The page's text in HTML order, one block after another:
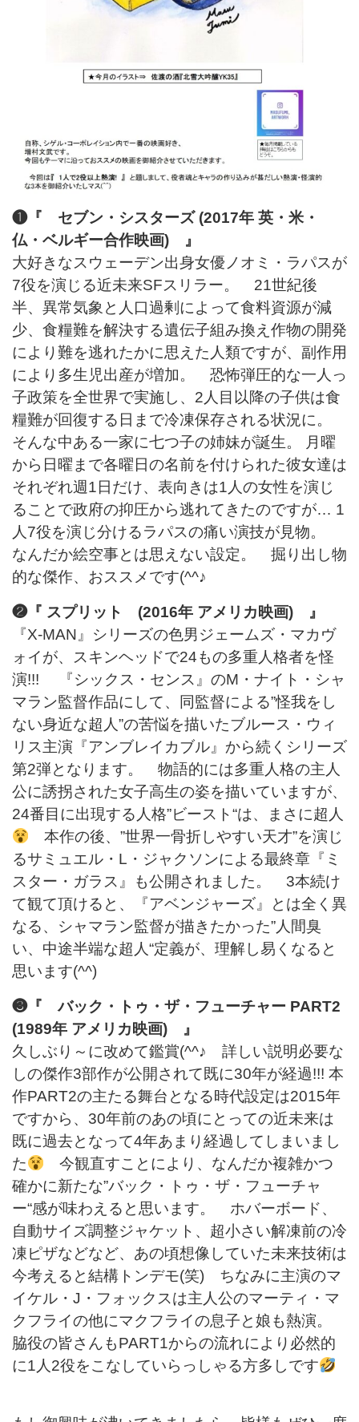
❶『 セブン・シスターズ (2017年 英・米・
仏・ベルギー合作映画) 』
大好きなスウェーデン出身女優ノオミ・ラパスが
7役を演じる近未来SFスリラー。 21世紀後
半、異常気象と人口過剰によって食料資源が減
少、食糧難を解決する遺伝子組み換え作物の開発
により難を逃れたかに思えた人類ですが、副作用
により多生児出産が増加。 恐怖弾圧的な一人っ
子政策を全世界で実施し、2人目以降の子供は食
糧難が回復する日まで冷凍保存される状況に。
そんな中ある一家に七つ子の姉妹が誕生。 月曜
から日曜まで各曜日の名前を付けられた彼女達は
それぞれ週1日だけ、表向きは1人の女性を演じ
ることで政府の抑圧から逃れてきたのですが… 1
人7役を演じ分けるラパスの痛い演技が見物。
なんだか絵空事とは思えない設定。 掘り出し物
的な傑作、おススメです(^^♪
❷『 スプリット (2016年 アメリカ映画) 』
『X-MAN』シリーズの色男ジェームズ・マカヴ
ォイが、スキンヘッドで24もの多重人格者を怪
演!!! 『シックス・センス』のM・ナイト・シャ
マラン監督作品にして、同監督による”怪我をし
ない身近な超人”の苦悩を描いたブルース・ウィ
リス主演『アンブレイカブル』から続くシリーズ
第2弾となります。 物語的には多重人格の主人
公に誘拐された女子高生の姿を描いていますが、
24番目に出現する人格”ビースト“は、まさに超人
本作の後、”世界一骨折しやすい天才”を演じ
るサミュエル・L・ジャクソンによる最終章『ミ
スター・ガラス』も公開されました。 3本続け
て観て頂けると、『アベンジャーズ』とは全く異
なる、シャマラン監督が描きたかった”人間臭
い、中途半端な超人“定義が、理解し易くなると
思います(^^)
❸『 バック・トゥ・ザ・フューチャー PART2
(1989年 アメリカ映画) 』
久しぶり～に改めて鑑賞(^^♪ 詳しい説明必要な
しの傑作3部作が公開されて既に30年が経過!!! 本
作PART2の主たる舞台となる時代設定は2015年
ですから、30年前のあの頃にとっての近未来は
既に過去となって4年あまり経過してしまいまし
た
今観直すことにより、なんだか複雑かつ
確かに新たな”バック・トゥ・ザ・フューチャ
ー“感が味わえると思います。 ホバーボード、
自動サイズ調整ジャケット、超小さい解凍前の冷
凍ピザなどなど、あの頃想像していた未来技術は
今考えると結構トンデモ(笑) ちなみに主演のマ
イケル・J・フォックスは主人公のマーティ・マ
クフライの他にマクフライの息子と娘も熱演。
脇役の皆さんもPART1からの流れにより必然的
に1人2役をこなしていらっしゃる方多しです